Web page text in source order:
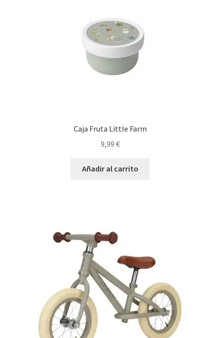
Caja Fruta Little Farm
9,99 €
Añadir al carrito